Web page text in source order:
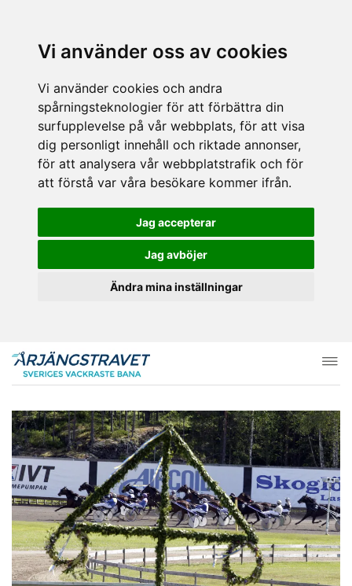
Vi använder oss av cookies
Vi använder cookies och andra
spårningsteknologier för att förbättra din
surfupplevelse på vår webbplats, för att visa
dig personligt innehåll och riktade annonser,
för att analysera vår webbplatstrafik och för
att förstå var våra besökare kommer ifrån.
Jag accepterar
Jag avböjer
Ändra mina inställningar